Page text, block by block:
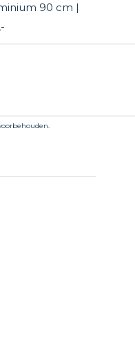
90 cm |